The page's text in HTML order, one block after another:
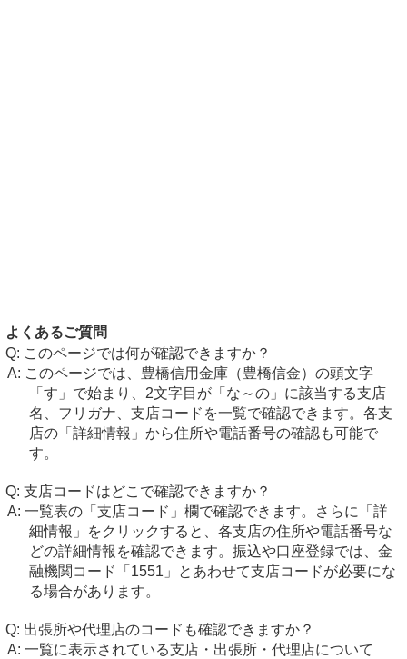
よくあるご質問
このページでは何が確認できますか？
このページでは、豊橋信用金庫（豊橋信金）の頭文字
「す」で始まり、2文字目が「な～の」に該当する支店
名、フリガナ、支店コードを一覧で確認できます。各支
店の「詳細情報」から住所や電話番号の確認も可能で
す。
支店コードはどこで確認できますか？
一覧表の「支店コード」欄で確認できます。さらに「詳
細情報」をクリックすると、各支店の住所や電話番号な
どの詳細情報を確認できます。振込や口座登録では、金
融機関コード「1551」とあわせて支店コードが必要にな
る場合があります。
出張所や代理店のコードも確認できますか？
一覧に表示されている支店・出張所・代理店について